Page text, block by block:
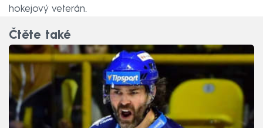
hokejový veterán.
Čtěte také